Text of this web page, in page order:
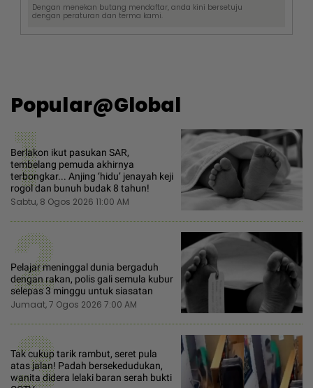
Dengan menekan butang mendaftar, anda kini bersetuju
dengan peraturan dan terma kami.
Popular@Global
1
Berlakon ikut pasukan SAR,
tembelang pemuda akhirnya
terbongkar... Anjing ‘hidu’ jenayah keji
rogol dan bunuh budak 8 tahun!
Sabtu, 8 Ogos 2026 11:00 AM
2
Pelajar meninggal dunia bergaduh
dengan rakan, polis gali semula kubur
selepas 3 minggu untuk siasatan
Jumaat, 7 Ogos 2026 7:00 AM
3
Tak cukup tarik rambut, seret pula
atas jalan! Padah bersekedudukan,
wanita didera lelaki baran serah bukti